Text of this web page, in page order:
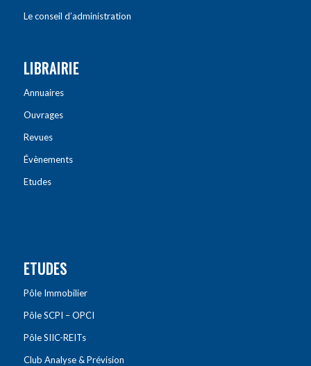
Le conseil d’administration
LIBRAIRIE
Annuaires
Ouvrages
Revues
Évènements
Etudes
ETUDES
Pôle Immobilier
Pôle SCPI – OPCI
Pôle SIIC-REITs
Club Analyse & Prévision